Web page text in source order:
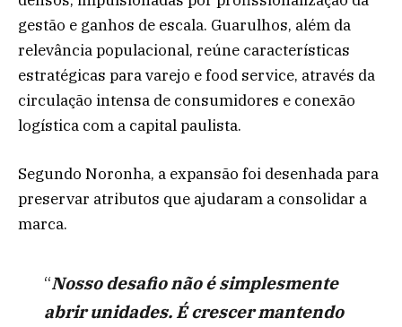
gestão e ganhos de escala. Guarulhos, além da
relevância populacional, reúne características
estratégicas para varejo e food service, através da
circulação intensa de consumidores e conexão
logística com a capital paulista.
Segundo Noronha, a expansão foi desenhada para
preservar atributos que ajudaram a consolidar a
marca.
“Nosso desafio não é simplesmente
abrir unidades. É crescer mantendo